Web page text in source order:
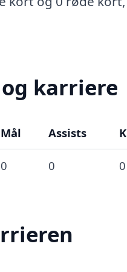
karriere
Mål Assists
0 0